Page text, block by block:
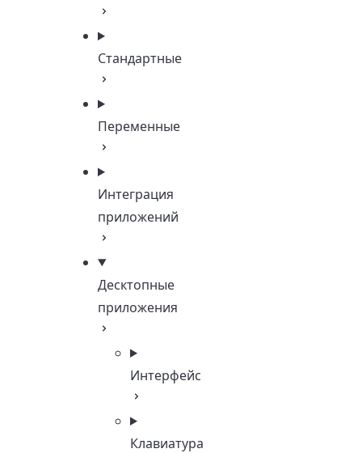
Стандартные
Переменные
Интеграция
приложений
Десктопные
приложения
Интерфейс
Клавиатура